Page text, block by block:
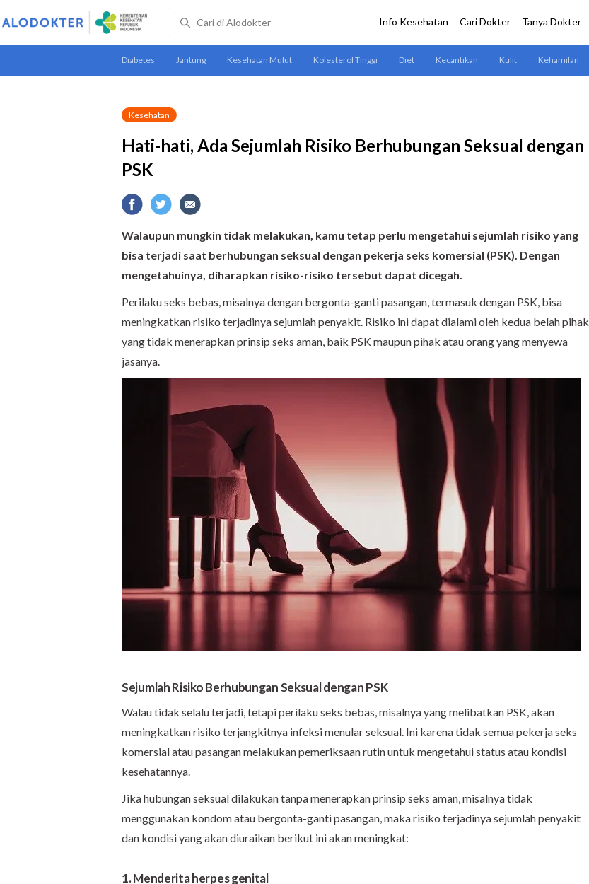
Kesehatan
Hati-hati, Ada Sejumlah Risiko Berhubungan Seksual dengan
PSK
Walaupun mungkin tidak melakukan, kamu tetap perlu mengetahui sejumlah risiko yang
bisa terjadi saat berhubungan seksual dengan pekerja seks komersial (PSK). Dengan
mengetahuinya, diharapkan risiko-risiko tersebut dapat dicegah.
Perilaku seks bebas, misalnya dengan bergonta-ganti pasangan, termasuk dengan PSK, bisa
meningkatkan risiko terjadinya sejumlah penyakit. Risiko ini dapat dialami oleh kedua belah pihak
yang tidak menerapkan prinsip seks aman, baik PSK maupun pihak atau orang yang menyewa
jasanya.
Sejumlah Risiko Berhubungan Seksual dengan PSK
Walau tidak selalu terjadi, tetapi perilaku seks bebas, misalnya yang melibatkan PSK, akan
meningkatkan risiko terjangkitnya infeksi menular seksual. Ini karena tidak semua pekerja seks
komersial atau pasangan melakukan pemeriksaan rutin untuk mengetahui status atau kondisi
kesehatannya.
Jika hubungan seksual dilakukan tanpa menerapkan prinsip seks aman, misalnya tidak
menggunakan kondom atau bergonta-ganti pasangan, maka risiko terjadinya sejumlah penyakit
dan kondisi yang akan diuraikan berikut ini akan meningkat:
1. Menderita herpes genital